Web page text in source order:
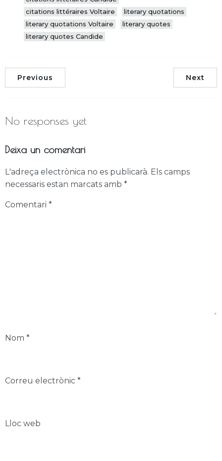
citations littéraires Voltaire
literary quotations
literary quotations Voltaire
literary quotes
literary quotes Candide
Previous Next
No responses yet
Deixa un comentari
L'adreça electrònica no es publicarà. Els camps
necessaris estan marcats amb *
Comentari *
Nom *
Correu electrònic *
Lloc web